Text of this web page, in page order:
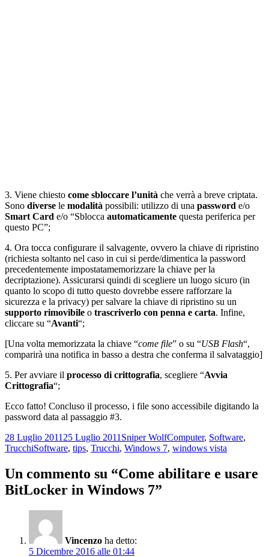
3. Viene chiesto come sbloccare l’unità che verrà a breve criptata.
Sono diverse le modalità possibili: utilizzo di una password e/o
Smart Card e/o “Sblocca automaticamente questa periferica per
questo PC”;
4. Ora tocca configurare il salvagente, ovvero la chiave di ripristino
(richiesta soltanto nel caso in cui si perde/dimentica la password
precedentemente impostatamemorizzare la chiave per la
decriptazione). Assicurarsi quindi di scegliere un luogo sicuro (in
quanto lo scopo di tutto questo dovrebbe essere rafforzare la
sicurezza e la privacy) per salvare la chiave di ripristino su un
supporto rimovibile o trascriverlo con penna e carta. Infine,
cliccare su “Avanti“;
[Una volta memorizzata la chiave “come file” o su “USB Flash“,
comparirà una notifica in basso a destra che conferma il salvataggio]
5. Per avviare il processo di crittografia, scegliere “Avvia
Crittografia“;
Ecco fatto! Concluso il processo, i file sono accessibile digitando la
password data al passaggio #3.
Scritto
il
28 Luglio 2011 25 Luglio 2011 Autore
Sniper WolfCategorie
Computer, Software,
TrucchiTag
Software, tips, Trucchi, Windows 7, windows vista
Un commento su “Come abilitare e usare
BitLocker in Windows 7”
Vincenzo ha detto:
5 Dicembre 2016 alle 01:44